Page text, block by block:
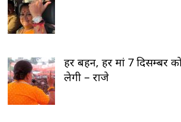
हर बहन, हर मां 7 दिसम्बर
लेगी – राजे